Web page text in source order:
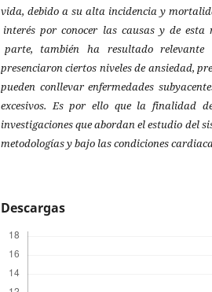
vida, debido a su alta incidencia y
interés por conocer las causas y de
parte, también ha resultado relevante
presenciaron ciertos niveles de ansiedad,
pueden conllevar enfermedades
excesivos. Es por ello que la finalidad
investigaciones que abordan el estudio del
metodologías y bajo las condiciones
Descargas